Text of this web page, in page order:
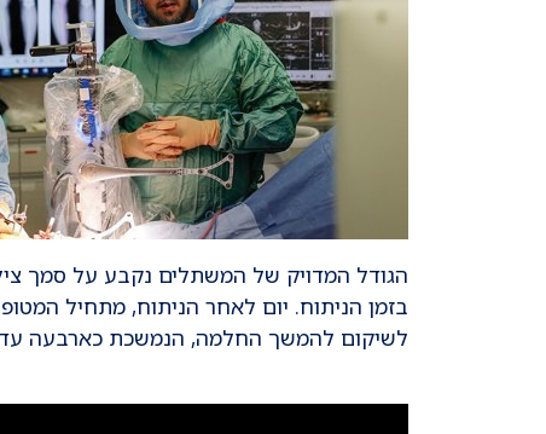
הגודל המדויק של המשתלים נקבע על סמך
בזמן הניתוח. יום לאחר הניתוח, מתחיל
לשיקום להמשך החלמה, הנמשכת כארבעה